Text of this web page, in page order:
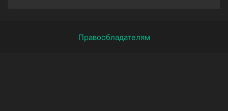
Правообладателям